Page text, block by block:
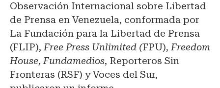
Observación Internacional sobre Libertad
de Prensa en Venezuela, conformada por
La Fundación para la Libertad de Prensa
(FLIP),Free Press Unlimited (FPU), Freedom
House, Fundamedios, Reporteros Sin
Fronteras (RSF) y Voces del Sur,